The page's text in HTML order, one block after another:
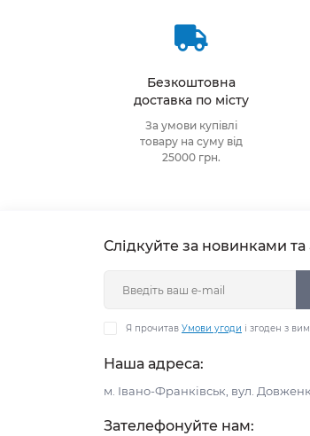
Безкоштовна
доставка по місту
За умови купівлі
товару на суму від
25000 грн.
Слідкуйте за новинками та
Я прочитав Умови угоди і згоден з
Наша адреса:
м. Івано-Франківськ, вул.
Зателефонуйте нам: